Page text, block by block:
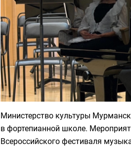
Министерство культуры
в фортепианной школе.
Всероссийского фестиваля